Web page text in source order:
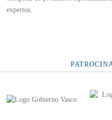
expertos.